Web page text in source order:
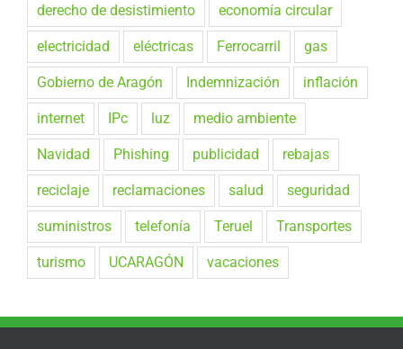
derecho de desistimiento economía circular
electricidad eléctricas Ferrocarril gas
Gobierno de Aragón Indemnización inflación
internet IPc luz medio ambiente
Navidad Phishing publicidad rebajas
reciclaje reclamaciones salud seguridad
suministros telefonía Teruel Transportes
turismo UCARAGÓN vacaciones